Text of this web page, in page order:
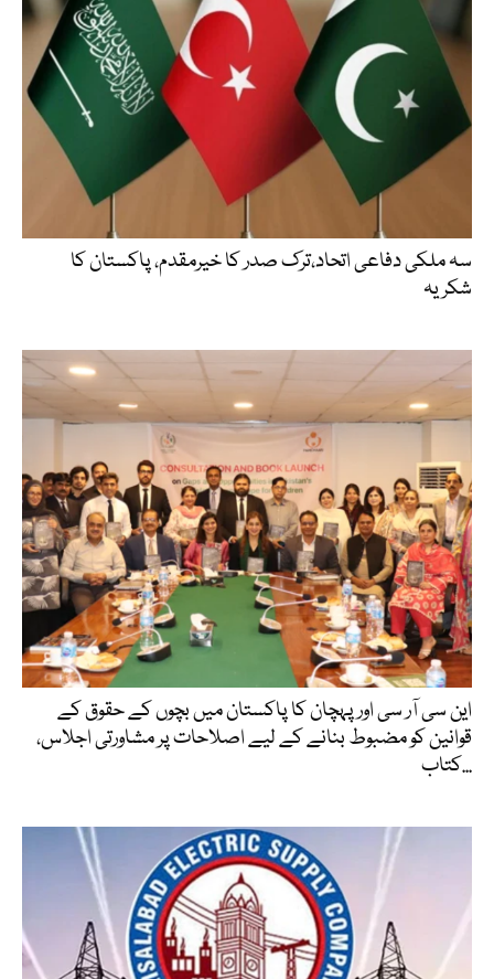
سہ ملکی دفاعی اتحاد،ترک صدر کا خیرمقدم، پاکستان کا
شکریہ
این سی آر سی اور پہچان کا پاکستان میں بچوں کے حقوق کے
قوانین کو مضبوط بنانے کے لیے اصلاحات پر مشاورتی اجلاس،
کتاب...